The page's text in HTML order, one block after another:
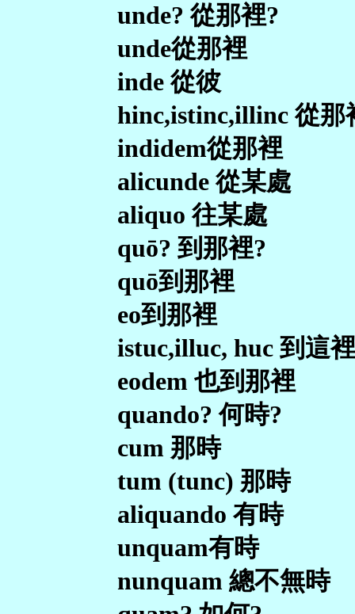
unde? 從那裡?
unde從那裡
inde 從彼
hinc,istinc,illinc 從那
indidem從那裡
alicunde 從某處
aliquo 往某處
quō? 到那裡?
quō到那裡
eo到那裡
istuc,illuc, huc 到這裡
eodem 也到那裡
quando? 何時?
cum 那時
tum (tunc) 那時
aliquando 有時
unquam有時
nunquam 總不無時